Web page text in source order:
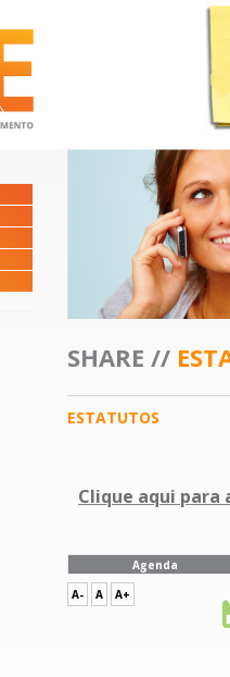
SHARE //
ESTATUTOS
Clique aqui para
Agenda
A-
A A+